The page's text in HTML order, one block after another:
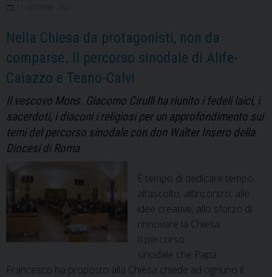
con
il
Cardinale
Angelo
Donatis,
vicario
del
Papa
città
11 DICEMBRE 2021
Nella Chiesa da protagonisti, non da
comparse. Il percorso sinodale di Alife-
Caiazzo e Teano-Calvi
Il vescovo Mons. Giacomo Cirulli ha riunito i fedeli laici, i
sacerdoti, i diaconi i religiosi per un approfondimento sui
temi del percorso sinodale con don Walter Insero della
Diocesi di Roma
È tempo di dedicare tempo:
all’ascolto, all’incontro, alle
idee creative, allo sforzo di
rinnovare la Chiesa.
Il percorso
sinodale che Papa
Francesco ha proposto alla Chiesa chiede ad ognuno il